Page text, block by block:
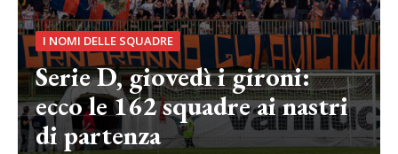
I NOMI DELLE SQUADRE
Serie D, giovedì i gironi:
ecco le 162 squadre ai nastri
di partenza